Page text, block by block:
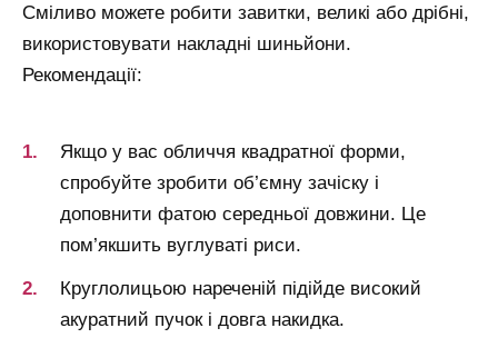
Сміливо можете робити завитки, великі або дрібні,
використовувати накладні шиньйони.
Рекомендації:
Якщо у вас обличчя квадратної форми,
спробуйте зробити об’ємну зачіску і
доповнити фатою середньої довжини. Це
пом’якшить вуглуваті риси.
Круглолицьою нареченій підійде високий
акуратний пучок і довга накидка.